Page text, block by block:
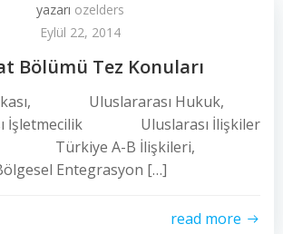
yazarı ozelders
Eylül 22, 2014
Bölümü Tez Konuları
Uluslararası Hukuk,
İşletmecilik Uluslarası İlişkiler
Türkiye A-B İlişkileri,
Entegrasyon […]
read more